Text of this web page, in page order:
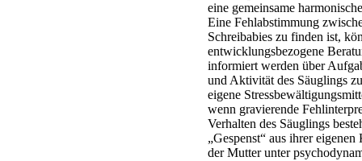
eine gemeinsame
Eine Fehlabstimmung
Schreibabies zu finden ist,
entwicklungsbezogene
informiert werden über
und Aktivität des Säuglings
eigene
wenn gravierende
Verhalten des Säuglings
„Gespenst“ aus ihrer
der Mutter unter